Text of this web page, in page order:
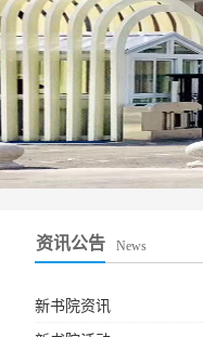
资讯公告 News
新书院资讯